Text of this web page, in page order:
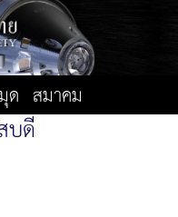
ด สมาคม
บดี